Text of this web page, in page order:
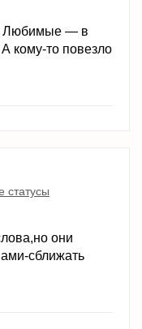
Любимые — в
кому-то повезло
статусы
они
сближать